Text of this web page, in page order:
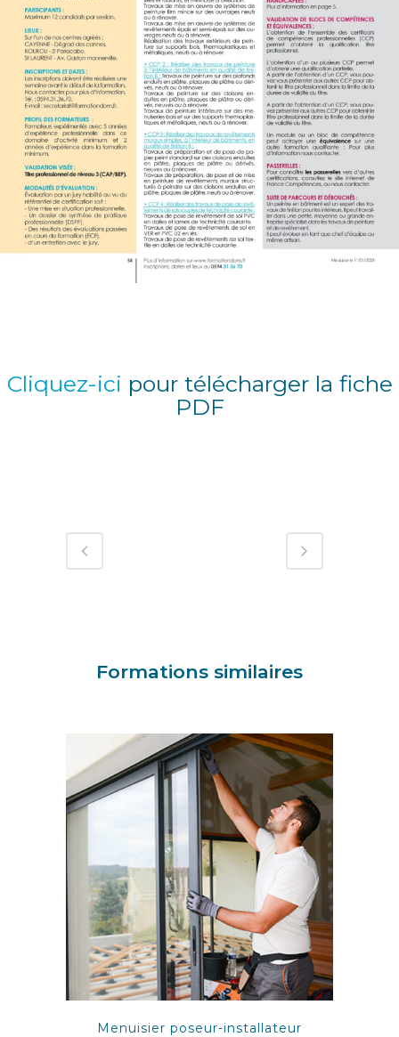
Cliquez-ici pour télécharger la fiche
PDF
Formations similaires
Menuisier poseur-installateur